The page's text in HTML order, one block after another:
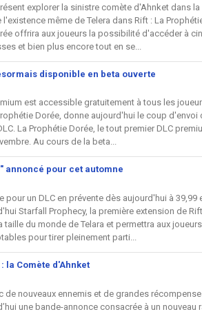
explorer la sinistre comète d'Ahnket dans
même de Telera dans Rift : La
offrira aux joueurs la possibilité d'accéder à
et bien plus encore tout en se...
disponible en beta ouverte
est accessible gratuitement à tous les
Dorée, donne aujourd'hui le coup
La Prophétie Dorée, le tout premier DLC
Au cours de la beta...
annoncé pour cet automne
pour un DLC en prévente dès aujourd'hui à 39,99
Starfall Prophecy, la première extension de
taille du monde de Telara et permettra aux
pour tirer pleinement parti...
la Comète d'Ahnket
de nouveaux ennemis et de grandes
une bande-annonce consacrée à un